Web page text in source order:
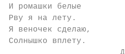
И ромашки белые
Рву я на лету.
Я веночек сделаю,
Солнышко вплету.